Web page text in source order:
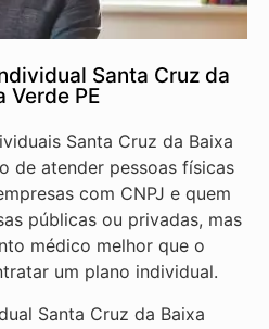
Santa Cruz da
Verde PE
Santa Cruz da Baixa
de atender pessoas físicas
com CNPJ e quem
públicas ou privadas, mas
médico melhor que o
um plano individual.
Santa Cruz da Baixa